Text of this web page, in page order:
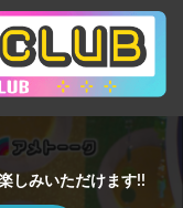
しみいただけます!!